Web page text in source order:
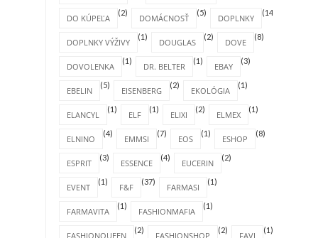
DO KÚPEĽA
(2)
DOMÁCNOSŤ
(5)
DOPLNKY
(14)
DOPLNKY VÝŽIVY
(1)
DOUGLAS
(2)
DOVE
(8)
DOVOLENKA
(1)
DR. BELTER
(1)
EBAY
(3)
EBELIN
(5)
EISENBERG
(2)
EKOLÓGIA
(1)
ELANCYL
(1)
ELF
(1)
ELIXI
(2)
ELMEX
(1)
ELNINO
(4)
EMMSI
(7)
EOS
(1)
ESHOP
(8)
ESPRIT
(3)
ESSENCE
(4)
EUCERIN
(2)
EVENT
(1)
F&F
(37)
FARMASI
(1)
FARMAVITA
(1)
FASHIONMAFIA
(1)
FASHIONQUEEN
(2)
FASHIONSHOP
(2)
FAVI
(1)